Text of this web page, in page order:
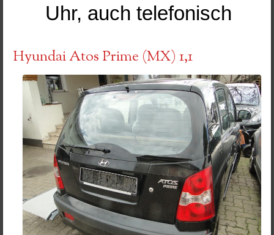
Uhr, auch telefonisch
Hyundai Atos Prime (MX) 1,1